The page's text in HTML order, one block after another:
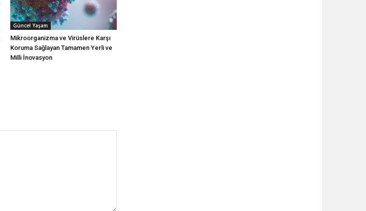
Güncel Yaşam
Mikroorganizma ve Virüslere Karşı
Koruma Sağlayan Tamamen Yerli ve
Milli İnovasyon